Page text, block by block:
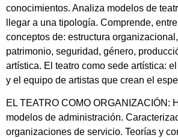
conocimientos. Analiza modelos de
llegar a una tipología. Comprende,
conceptos de: estructura
patrimonio, seguridad, género,
artística. El teatro como sede artística:
y el equipo de artistas que crean el
EL TEATRO COMO ORGANIZACIÓN:
modelos de administración.
organizaciones de servicio. Teorías y